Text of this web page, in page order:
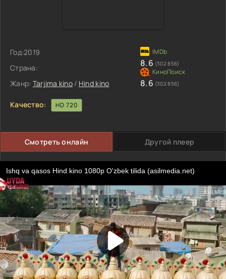
Год:2019
Страна:
Жанр: Tarjima kino / Hind kino
8.6 (302 856)
8.6 (302 856)
Качество: HD 720
Смотреть онлайн Другой плеер